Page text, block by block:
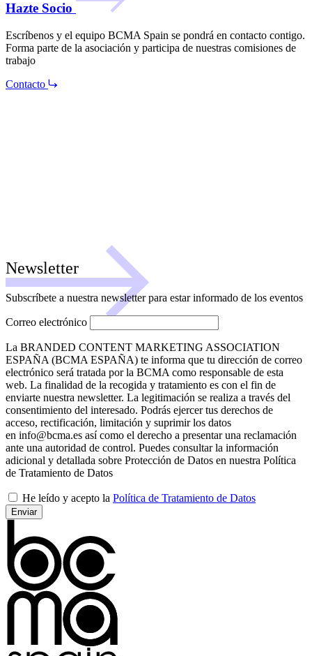
Hazte Socio
Escríbenos y el equipo BCMA Spain se pondrá en contacto contigo.
Forma parte de la asociación y participa de nuestras comisiones de
trabajo
Contacto
Newsletter
Subscríbete a nuestra newsletter para estar informado de los eventos
Correo electrónico
La BRANDED CONTENT MARKETING ASSOCIATION
ESPAÑA (BCMA ESPAÑA) te informa que tu dirección de correo
electrónico será tratada por la BCMA como responsable de esta
web. La finalidad de la recogida y tratamiento es con el fin de
enviarte nuestra newsletter. La legitimación se realiza a través del
consentimiento del interesado. Podrás ejercer tus derechos de
acceso, rectificación, limitación y suprimir los datos
en info@bcma.es así como el derecho a presentar una reclamación
ante una autoridad de control. Puedes consultar la información
adicional y detallada sobre Protección de Datos en nuestra Política
de Tratamiento de Datos
He leído y acepto la Política de Tratamiento de Datos